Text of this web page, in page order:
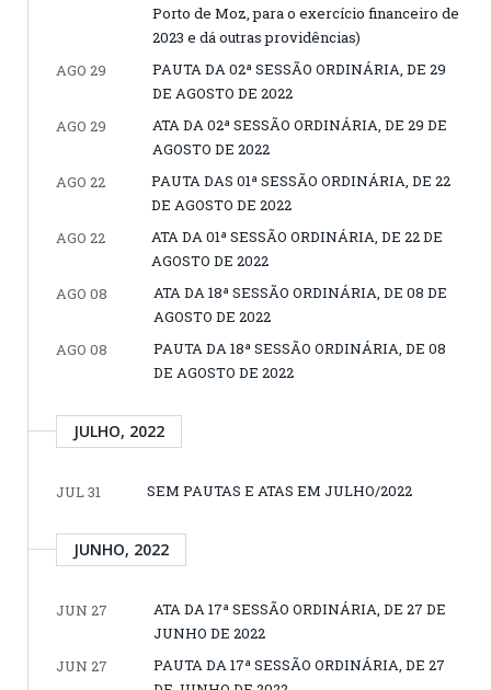
Porto de Moz, para o exercício financeiro de
2023 e dá outras providências)
AGO 29
PAUTA DA 02ª SESSÃO ORDINÁRIA, DE 29
DE AGOSTO DE 2022
AGO 29
ATA DA 02ª SESSÃO ORDINÁRIA, DE 29 DE
AGOSTO DE 2022
AGO 22
PAUTA DAS 01ª SESSÃO ORDINÁRIA, DE 22
DE AGOSTO DE 2022
AGO 22
ATA DA 01ª SESSÃO ORDINÁRIA, DE 22 DE
AGOSTO DE 2022
AGO 08
ATA DA 18ª SESSÃO ORDINÁRIA, DE 08 DE
AGOSTO DE 2022
AGO 08
PAUTA DA 18ª SESSÃO ORDINÁRIA, DE 08
DE AGOSTO DE 2022
JULHO, 2022
JUL 31 SEM PAUTAS E ATAS EM JULHO/2022
JUNHO, 2022
JUN 27
ATA DA 17ª SESSÃO ORDINÁRIA, DE 27 DE
JUNHO DE 2022
JUN 27
PAUTA DA 17ª SESSÃO ORDINÁRIA, DE 27